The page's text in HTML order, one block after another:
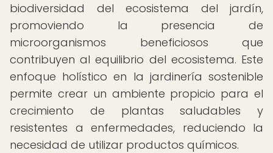
biodiversidad del ecosistema del jardín,
promoviendo la presencia de
microorganismos beneficiosos que
contribuyen al equilibrio del ecosistema. Este
enfoque holístico en la jardinería sostenible
permite crear un ambiente propicio para el
crecimiento de plantas saludables y
resistentes a enfermedades, reduciendo la
necesidad de utilizar productos químicos.